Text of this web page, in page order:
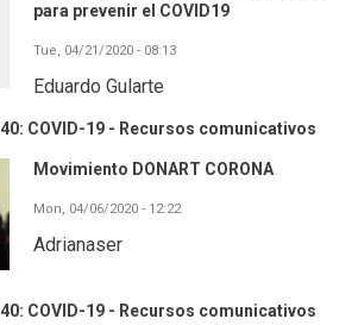
para prevenir el COVID19
Tue, 04/21/2020 - 08:13
Eduardo Gularte
COVID-19 - Recursos comunicativos
Movimiento DONART CORONA
Mon, 04/06/2020 - 12:22
Adrianaser
COVID-19 - Recursos comunicativos